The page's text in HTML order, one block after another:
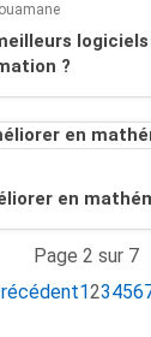
?
en
Page 2 sur 7
123456